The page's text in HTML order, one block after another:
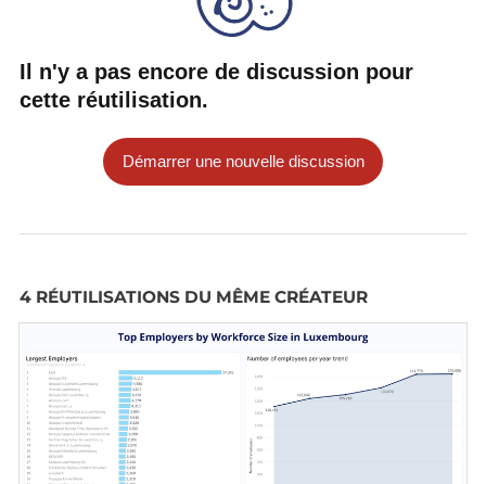
Il n'y a pas encore de discussion pour
cette réutilisation.
Démarrer une nouvelle discussion
4 RÉUTILISATIONS DU MÊME CRÉATEUR